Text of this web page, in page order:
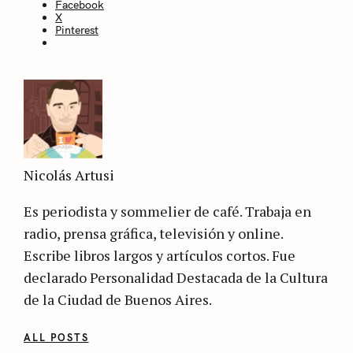
Facebook
X
Pinterest
Nicolás Artusi
Es periodista y sommelier de café. Trabaja en
radio, prensa gráfica, televisión y online.
Escribe libros largos y artículos cortos. Fue
declarado Personalidad Destacada de la Cultura
de la Ciudad de Buenos Aires.
ALL POSTS